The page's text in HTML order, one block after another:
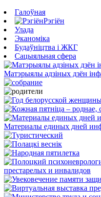
Галоўная
Рэгіён
Улада
Эканоміка
Будаўніцтва і ЖКГ
Сацыяльная сфера
Матэрыялы адзіных дзён
Материалы единых дней